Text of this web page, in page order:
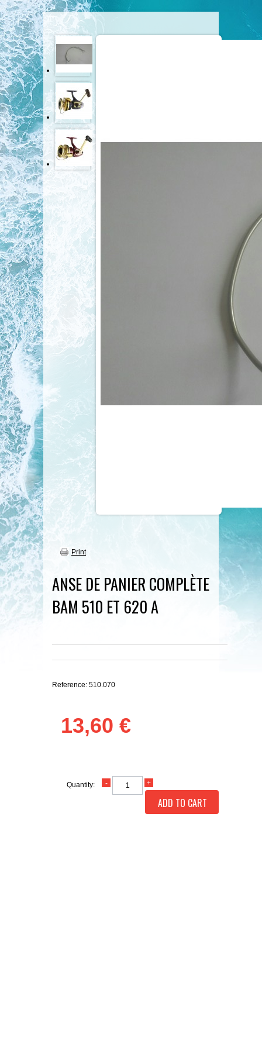
Print
ANSE DE PANIER COMPLÈTE
BAM 510 ET 620 A
Reference: 510.070
13,60 €
Quantity:
ADD TO CART